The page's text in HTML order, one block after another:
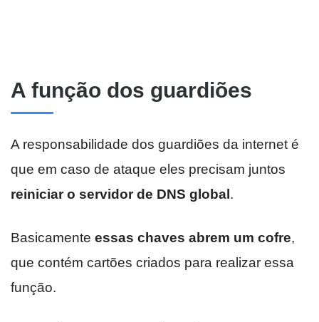
A função dos guardiões
A responsabilidade dos guardiões da internet é
que em caso de ataque eles precisam juntos
reiniciar o servidor de DNS global.
Basicamente essas chaves abrem um cofre,
que contém cartões criados para realizar essa
função.